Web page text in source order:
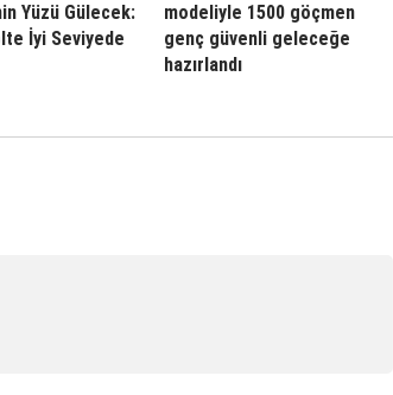
Yüzü Gülecek:
İyi Seviyede
modeliyle 1500 göçmen
genç güvenli geleceğe
hazırlandı